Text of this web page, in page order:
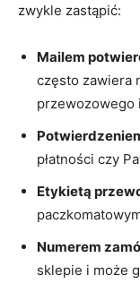
zwykle zastąpić:
Mailem
często zawiera
przewozowego
płatności czy
Etykietą
Numerem
sklepie i może